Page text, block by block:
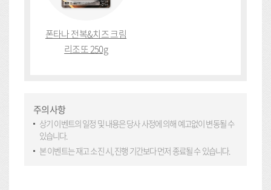
폰타나 전복&치즈 크림
리조또 250g
주의사항
상기 이벤트의 일정 및 내용은 당사 사정에 의해 예고없이 변동될 수
있습니다.
본 이벤트는 재고 소진 시, 진행 기간보다 먼저 종료될 수 있습니다.